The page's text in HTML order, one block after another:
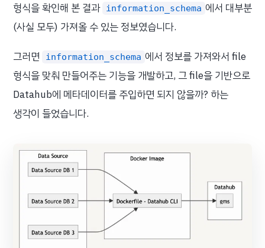
형식을 확인해 본 결과 information_schema 에서 대부분
(사실 모두) 가져올 수 있는 정보였습니다.
그러면
information_schema 에서 정보를 가져와서 file
형식을 맞춰 만들어주는 기능을 개발하고, 그 file을 기반으로
Datahub에 메타데이터를 주입하면 되지 않을까? 하는
생각이 들었습니다.